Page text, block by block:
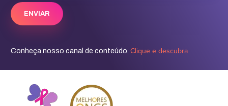
Conheça nosso canal de conteúdo. Clique e descubra